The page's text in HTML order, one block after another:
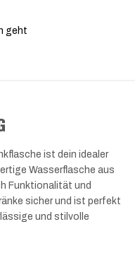
geht
ist dein idealer
Wasserflasche aus
Funktionalität und
sicher und ist perfekt
und stilvolle